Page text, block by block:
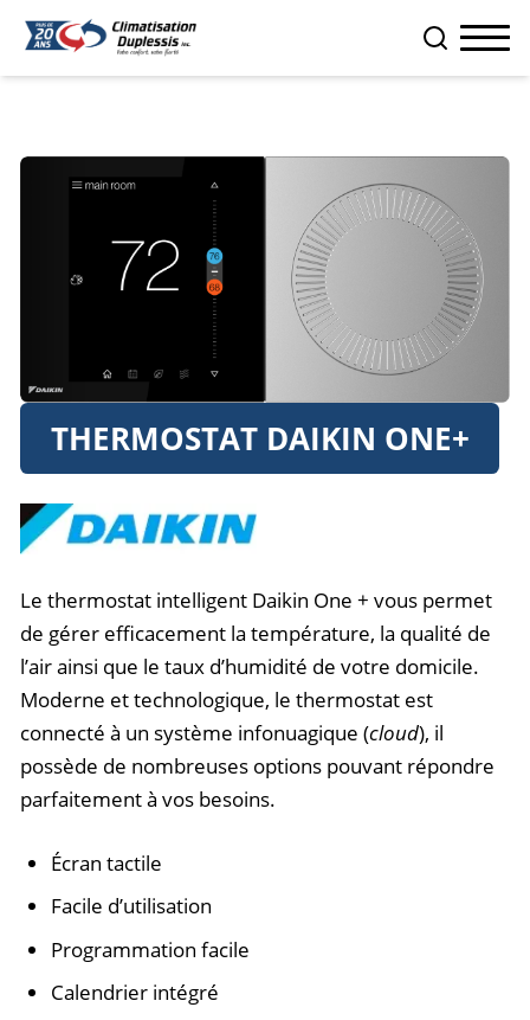
THERMOSTAT DAIKIN ONE+
Le thermostat intelligent Daikin One + vous permet
de gérer efficacement la température, la qualité de
l’air ainsi que le taux d’humidité de votre domicile.
Moderne et technologique, le thermostat est
connecté à un système infonuagique (cloud), il
possède de nombreuses options pouvant répondre
parfaitement à vos besoins.
Écran tactile
Facile d’utilisation
Programmation facile
Calendrier intégré